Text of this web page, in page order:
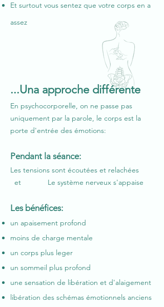
Et surtout vous sentez que votre corps en a
assez
...Una approche différente
En psychocorporelle, on ne passe pas
uniquement par la parole, le corps est la
porte d'entrée des émotions:
Pendant la séance:
Les tensions sont écoutées et relachées
et
Le système nerveux s'appaise
Les bénéfices:
un apaisement profond
moins de charge mentale
un corps plus leger
un sommeil plus profond
une sensation de libération et d'alaigement
libération des schémas émotionnels anciens